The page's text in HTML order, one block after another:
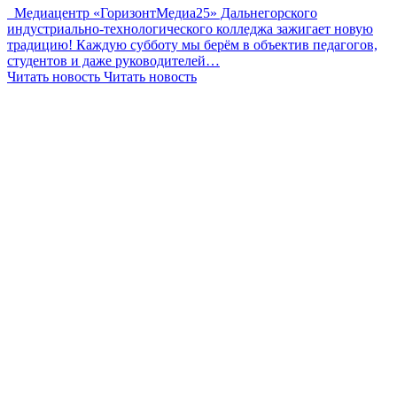
Медиацентр «ГоризонтМедиа25» Дальнегорского
индустриально-технологического колледжа зажигает новую
традицию! Каждую субботу мы берём в объектив педагогов,
студентов и даже руководителей…
Читать новость Читать новость